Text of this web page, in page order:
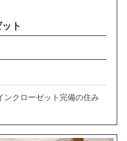
ト
クローゼット完備の住み